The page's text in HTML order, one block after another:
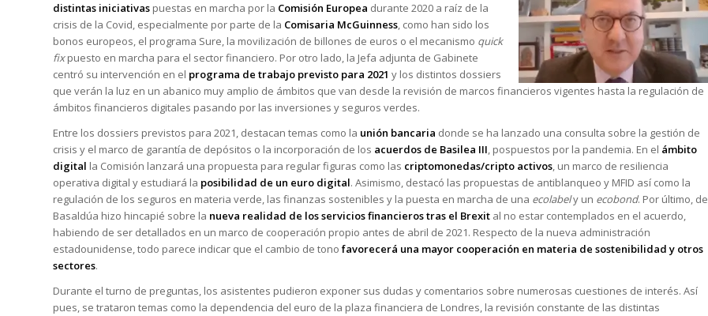
distintas iniciativas puestas en marcha por la Comisión Europea durante 2020 a raíz de la
crisis de la Covid, especialmente por parte de la Comisaria McGuinness, como han sido los
bonos europeos, el programa Sure, la movilización de billones de euros o el mecanismo quick
fixpuesto en marcha para el sector financiero. Por otro lado, la Jefa adjunta de Gabinete
centró su intervención en el programa de trabajo previsto para 2021 y los distintos dossiers
que verán la luz en un abanico muy amplio de ámbitos que van desde la revisión de marcos financieros vigentes hasta la regulación de
ámbitos financieros digitales pasando por las inversiones y seguros verdes.
Entre los dossiers previstos para 2021, destacan temas como la unión bancaria donde se ha lanzado una consulta sobre la gestión de
crisis y el marco de garantía de depósitos o la incorporación de los acuerdos de Basilea III, pospuestos por la pandemia. En el ámbito
digital la Comisión lanzará una propuesta para regular figuras como las criptomonedas/cripto activos, un marco de resiliencia
operativa digital y estudiará la posibilidad de un euro digital. Asimismo, destacó las propuestas de antiblanqueo y MFID así como la
regulación de los seguros en materia verde, las finanzas sostenibles y la puesta en marcha de una ecolabely un ecobond. Por último, de
Basaldúa hizo hincapié sobre la nueva realidad de los servicios financieros tras el Brexit al no estar contemplados en el acuerdo,
habiendo de ser detallados en un marco de cooperación propio antes de abril de 2021. Respecto de la nueva administración
estadounidense, todo parece indicar que el cambio de tono favorecerá una mayor cooperación en materia de sostenibilidad y otros
sectores.
Durante el turno de preguntas, los asistentes pudieron exponer sus dudas y comentarios sobre numerosas cuestiones de interés. Así
pues, se trataron temas como la dependencia del euro de la plaza financiera de Londres, la revisión constante de las distintas